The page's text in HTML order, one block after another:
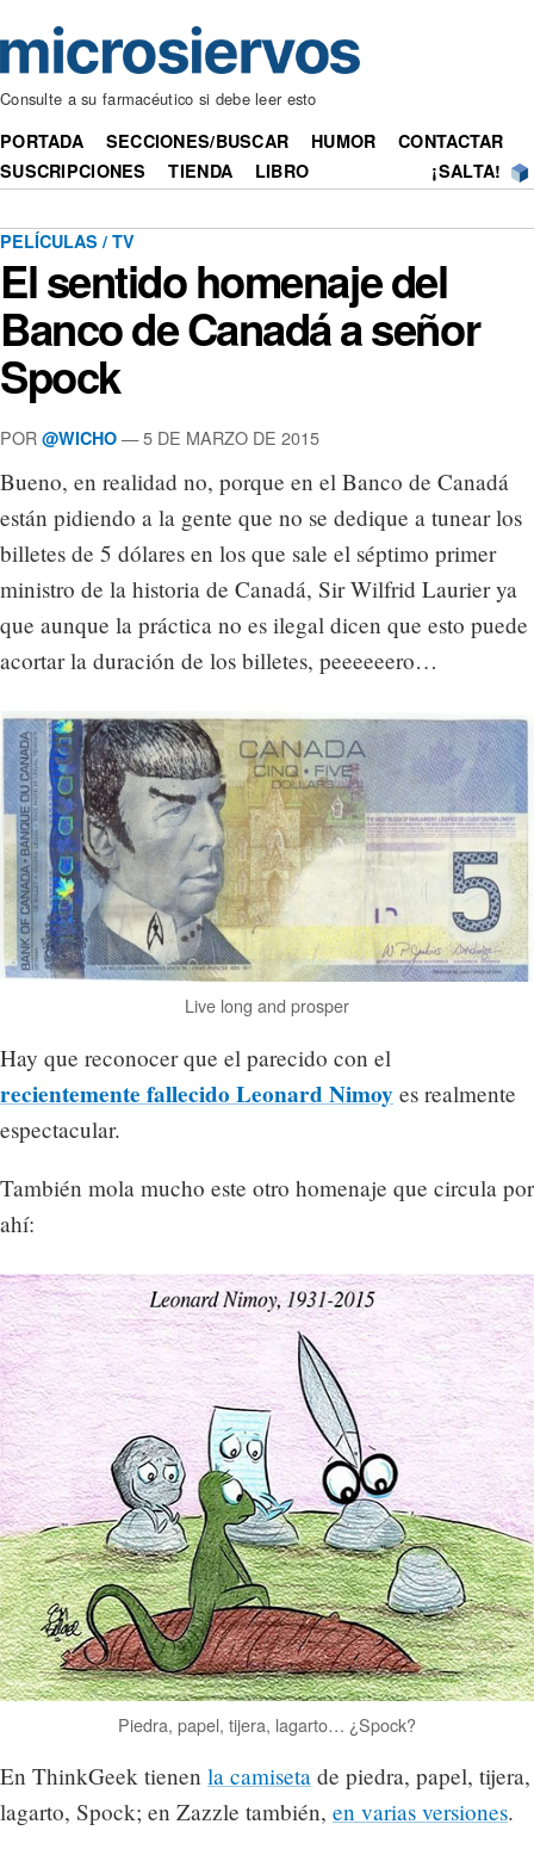
Consulte a su farmacéutico si debe leer esto
PORTADA SECCIONES/BUSCAR HUMOR
CONTACTAR
SUSCRIPCIONES
TIENDA LIBRO ¡SALTA!
PELÍCULAS / TV
El sentido homenaje del
Banco de Canadá a señor
Spock
POR @WICHO — 5 DE MARZO DE 2015
Bueno, en realidad no, porque en el Banco de Canadá
están pidiendo a la gente que no se dedique a tunear los
billetes de 5 dólares en los que sale el séptimo primer
ministro de la historia de Canadá, Sir Wilfrid Laurier ya
que aunque la práctica no es ilegal dicen que esto puede
acortar la duración de los billetes, peeeeeero…
Live long and prosper
Hay que reconocer que el parecido con el
recientemente fallecido Leonard Nimoy es realmente
espectacular.
También mola mucho este otro homenaje que circula por
ahí:
Piedra, papel, tijera, lagarto… ¿Spock?
En ThinkGeek tienen la camiseta de piedra, papel, tijera,
lagarto, Spock; en Zazzle también, en varias versiones.